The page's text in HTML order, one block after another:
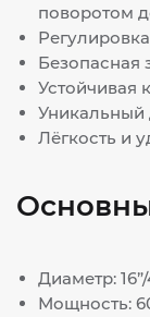
поворотом
Безопасная
Устойчивая
Уникальный
Лёгкость и
Диаметр:
Мощность: